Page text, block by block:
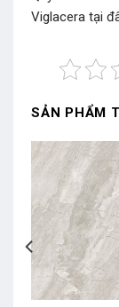
Viglacera tại
SẢN PHẨM